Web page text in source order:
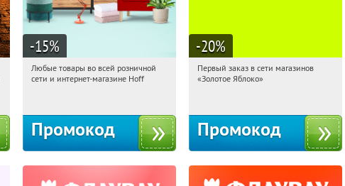
-15%
10:40:57 Получили:
Любые товары во всей розничной
сети и интернет-магазине Hoff
Промокод
-20%
10:40:57
Получи первым!
Первый заказ в сети магазинов
«Золотое Яблоко»
Промокод